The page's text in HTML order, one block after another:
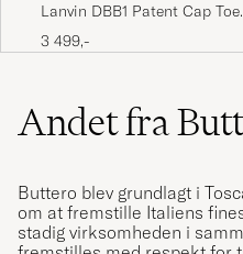
Lanvin DBB1 Patent Cap Toe
Sneaker Navy
3 499,-
Andet fra
Buttero blev grundlagt i
om at fremstille Italiens
stadig virksomheden i